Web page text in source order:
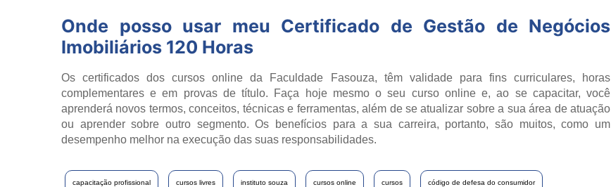
Onde posso usar meu Certificado de Gestão de Negócios
Imobiliários 120 Horas
Os certificados dos cursos online da Faculdade Fasouza, têm validade para fins curriculares, horas
complementares e em provas de título. Faça hoje mesmo o seu curso online e, ao se capacitar, você
aprenderá novos termos, conceitos, técnicas e ferramentas, além de se atualizar sobre a sua área de atuação
ou aprender sobre outro segmento. Os benefícios para a sua carreira, portanto, são muitos, como um
desempenho melhor na execução das suas responsabilidades.
capacitação profissional cursos livres instituto souza cursos online cursos código de defesa do consumidor